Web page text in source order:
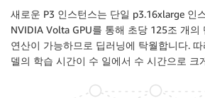
새로운 P3 인스턴스는 단일 p3.16xlarge 인
NVIDIA Volta GPU를 통해 초당 125조 개의
연산이 가능하므로 딥러닝에 탁월합니다.
델의 학습 시간이 수 일에서 수 시간으로 크